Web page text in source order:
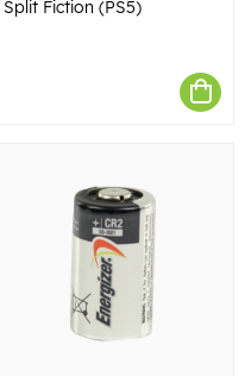
Split Fiction (PS5)